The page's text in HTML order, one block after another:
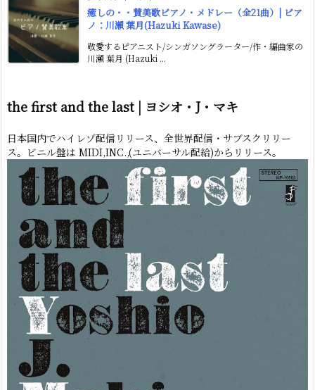
癒しの・・賛美歌ピアノ・メドレー（全21曲）| ピア
ノ：川瀬 葉月(Hazuki Kawase)
敬愛するピアニスト/シンガソングラーター/作・編曲家の
川瀬 葉月 (Hazuki ...
the first and the last | ヨシオ・J・マキ
日本国内でハイレゾ配信リリース、全世界配信・サブスクリリー
ス。ビニル盤は MIDI,INC.,(ユニバーサル配給)からリリース。